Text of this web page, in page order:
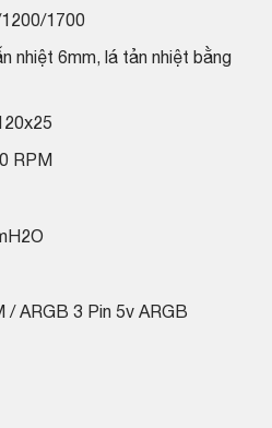
1700
nhiệt 6mm, lá tản nhiệt bằng
RPM
/ ARGB 3 Pin 5v ARGB